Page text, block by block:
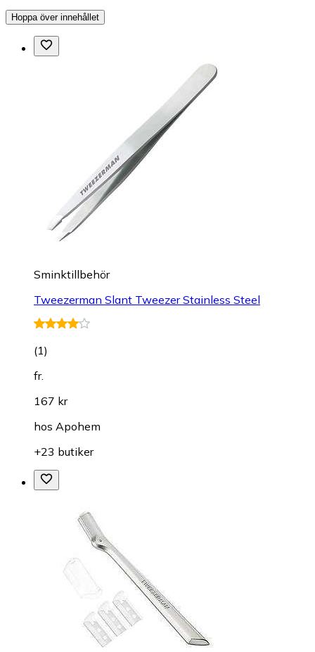
Hoppa över innehållet
Sminktillbehör
Tweezerman Slant Tweezer Stainless Steel
(1)
fr.
167 kr
hos Apohem
+23 butiker